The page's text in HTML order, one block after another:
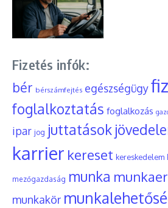
Fizetés infók:
bér bérszámfejtés egészségügy
foglalkoztatás foglalkozás
ipar jog juttatások
karrier kereset kereskedelem
mezőgazdaság munka
munkakör